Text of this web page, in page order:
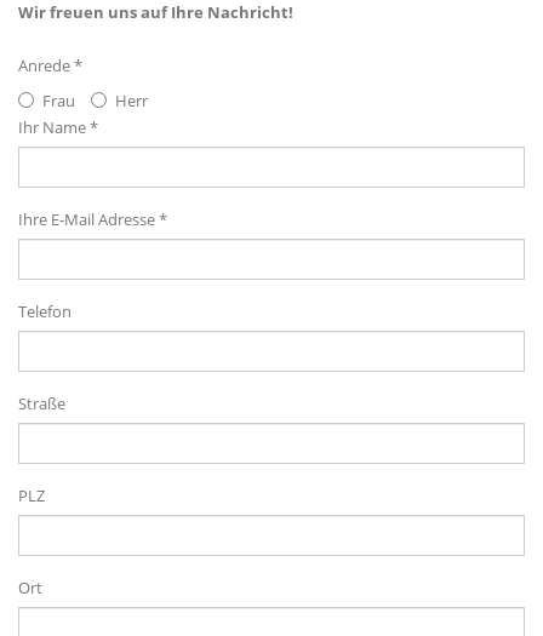
Wir freuen uns auf Ihre Nachricht!
Anrede *
Frau
Herr
Ihr Name *
Ihre E-Mail Adresse *
Telefon
Straße
PLZ
Ort